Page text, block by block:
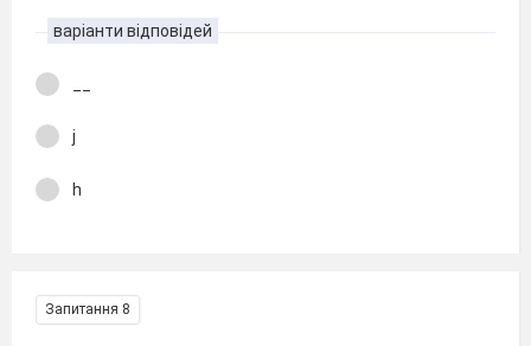
варіанти відповідей
j
h
Запитання 8